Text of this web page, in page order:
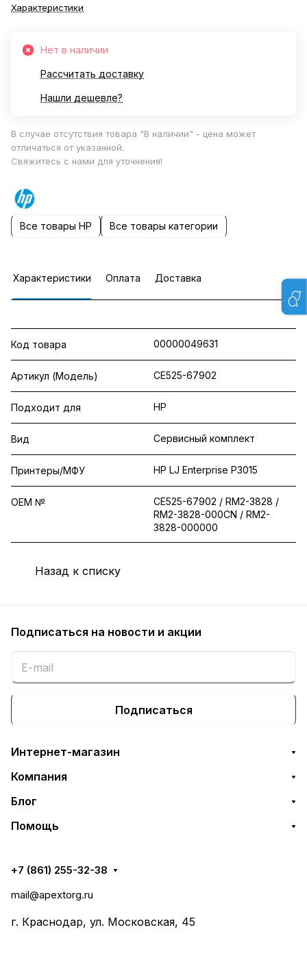
Характеристики
Нет в наличии
Рассчитать доставку
Нашли дешевле?
В случае отсутствия товара "В наличии" - цена может
отличаться от указанной.
Свяжитесь с нами для уточнения!
Все товары HP Все товары категории
Характеристики Оплата Доставка
Код товара 00000049631
Артикул (Модель) CE525-67902
Подходит для HP
Вид Сервисный комплект
Принтеры/МФУ HP LJ Enterprise P3015
OEM №
CE525-67902 / RM2-3828 /
RM2-3828-000CN / RM2-
3828-000000
Назад к списку
Подписаться на новости и акции
Подписаться
Интернет-магазин
Компания
Блог
Помощь
+7 (861) 255-32-38
mail@apextorg.ru
г. Краснодар, ул. Московская, 45